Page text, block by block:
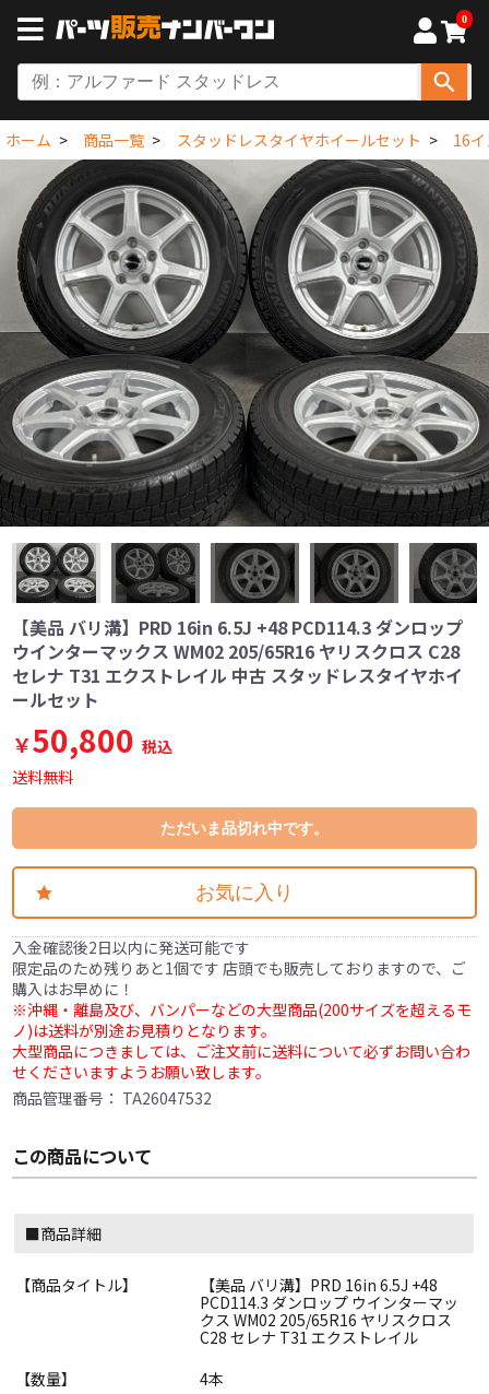
0
ホーム 商品一覧 スタッドレスタイヤホイールセット 16
【美品 バリ溝】PRD 16in 6.5J +48 PCD114.3 ダンロップ
ウインターマックス WM02 205/65R16 ヤリスクロス C28
セレナ T31 エクストレイル 中古 スタッドレスタイヤホイ
ールセット
￥50,800 税込
送料無料
ただいま品切れ中です。
お気に入り
入金確認後2日以内に発送可能です
限定品のため残りあと1個です 店頭でも販売しておりますので、ご
購入はお早めに！
※沖縄・離島及び、バンパーなどの大型商品(200サイズを超えるモ
ノ)は送料が別途お見積りとなります。
大型商品につきましては、ご注文前に送料について必ずお問い合わ
せくださいますようお願い致します。
商品管理番号： TA26047532
この商品について
■商品詳細
【商品タイトル】
【美品 バリ溝】PRD 16in 6.5J +48
PCD114.3 ダンロップ ウインターマッ
クス WM02 205/65R16 ヤリスクロス
C28 セレナ T31 エクストレイル
【数量】
4本